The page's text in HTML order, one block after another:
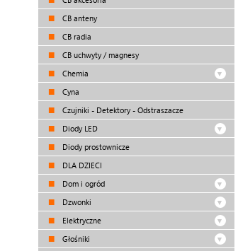
CB anteny
CB radia
CB uchwyty / magnesy
Chemia
Cyna
Czujniki - Detektory - Odstraszacze
Diody LED
Diody prostownicze
DLA DZIECI
Dom i ogród
Dzwonki
Elektryczne
Głośniki